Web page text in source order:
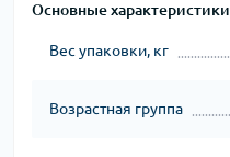
Основные характеристики
Вес упаковки, кг
Возрастная группа